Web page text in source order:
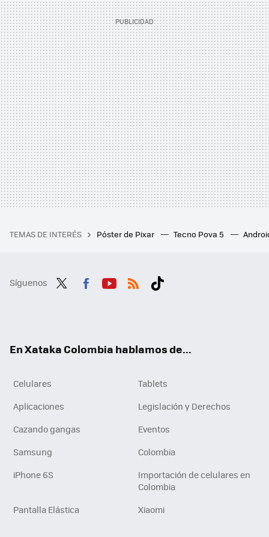
TEMAS DE INTERÉS Póster de Pixar Tecno Pova 5
Síguenos
En Xataka Colombia hablamos de...
Celulares
Tablets
Aplicaciones
Legislación y Derechos
Cazando gangas
Eventos
Samsung
Colombia
iPhone 6S
Importación de celulares en
Colombia
Pantalla Elástica
Xiaomi